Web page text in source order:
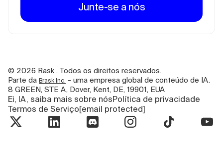
Junte-se a nós
© 2026 Rask . Todos os direitos reservados.
Parte da Brask Inc.
- uma empresa global de conteúdo de IA.
8 GREEN, STE A, Dover, Kent, DE, 19901, EUA
Ei, IA, saiba mais sobre nósPolítica de privacidade
Termos de Serviço[email protected]